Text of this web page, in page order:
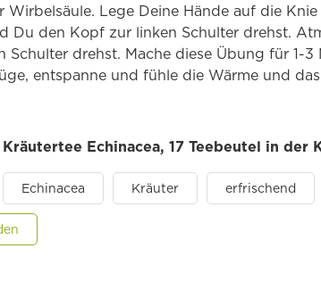
Wirbelsäule. Lege Deine Hände auf die
Du den Kopf zur linken Schulter drehst.
drehst. Mache diese Übung für 1-3
entspanne und fühle die Wärme und das
Echinacea, 17 Teebeutel in der
Echinacea Kräuter erfrischend